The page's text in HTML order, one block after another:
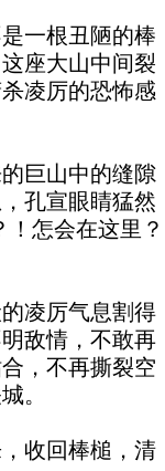
根丑陋的棒
座大山中间裂
凌厉的恐怖感
山中的缝隙
孔宣眼睛猛然
！怎会在这里？
厉气息割得
敌情，不敢再
，不再撕裂空
。
回棒槌，清